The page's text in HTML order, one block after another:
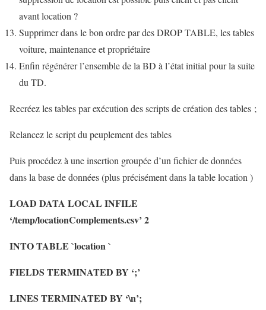
avant location ?
Supprimer dans le bon ordre par des DROP TABLE, les tables
voiture, maintenance et propriétaire
Enfin régénérer l’ensemble de la BD à l’état initial pour la suite
du TD.
Recréez les tables par exécution des scripts de création des tables ;
Relancez le script du peuplement des tables
Puis procédez à une insertion groupée d’un fichier de données
dans la base de données (plus précisément dans la table location )
LOAD DATA LOCAL INFILE
‘/temp/locationComplements.csv’ 2
INTO TABLE `location `
FIELDS TERMINATED BY ‘;’
LINES TERMINATED BY ‘\n’;